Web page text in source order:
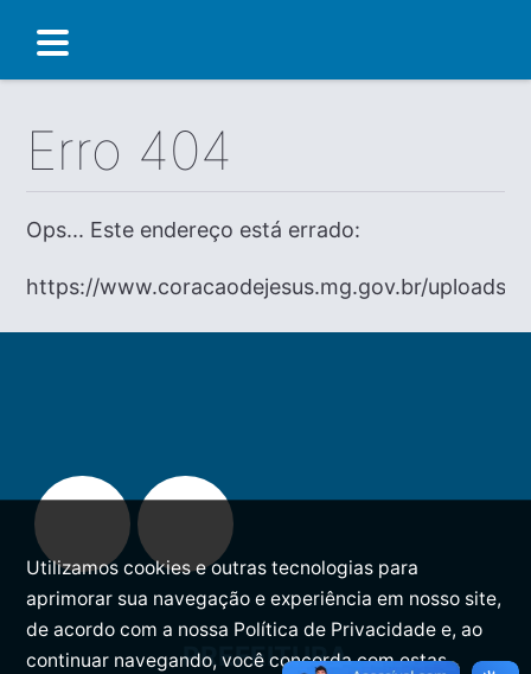
Erro 404
Ops... Este endereço está errado:
https://www.coracaodejesus.mg.gov.br/uploads/
PREFEITURA
Utilizamos cookies e outras tecnologias para
aprimorar sua navegação e experiência em nosso site,
de acordo com a nossa Política de Privacidade e, ao
continuar navegando, você concorda com estas